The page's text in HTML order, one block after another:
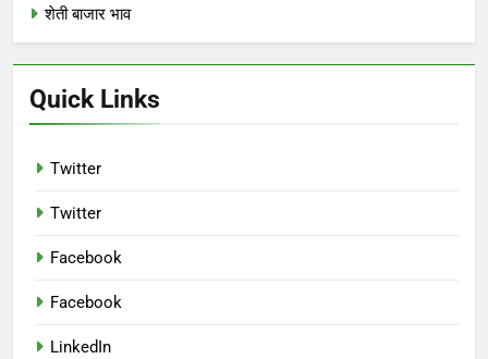
शेती बाजार भाव
Quick Links
Twitter
Twitter
Facebook
Facebook
LinkedIn